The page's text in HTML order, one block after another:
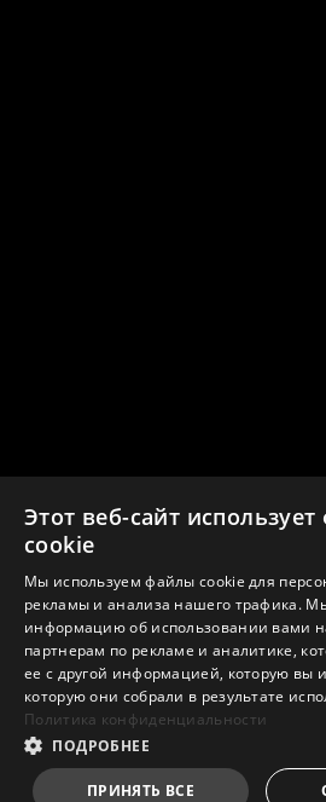
Этот веб-сайт
cookie
Мы используем файлы cookie для
рекламы и анализа нашего трафика.
информацию об использовании вами
партнерам по рекламе и аналитике,
ее с другой информацией, которую вы
которую они собрали в результате
Политика конфиденциальности
ПОДРОБНЕЕ
ПРИНЯТЬ ВСЕ